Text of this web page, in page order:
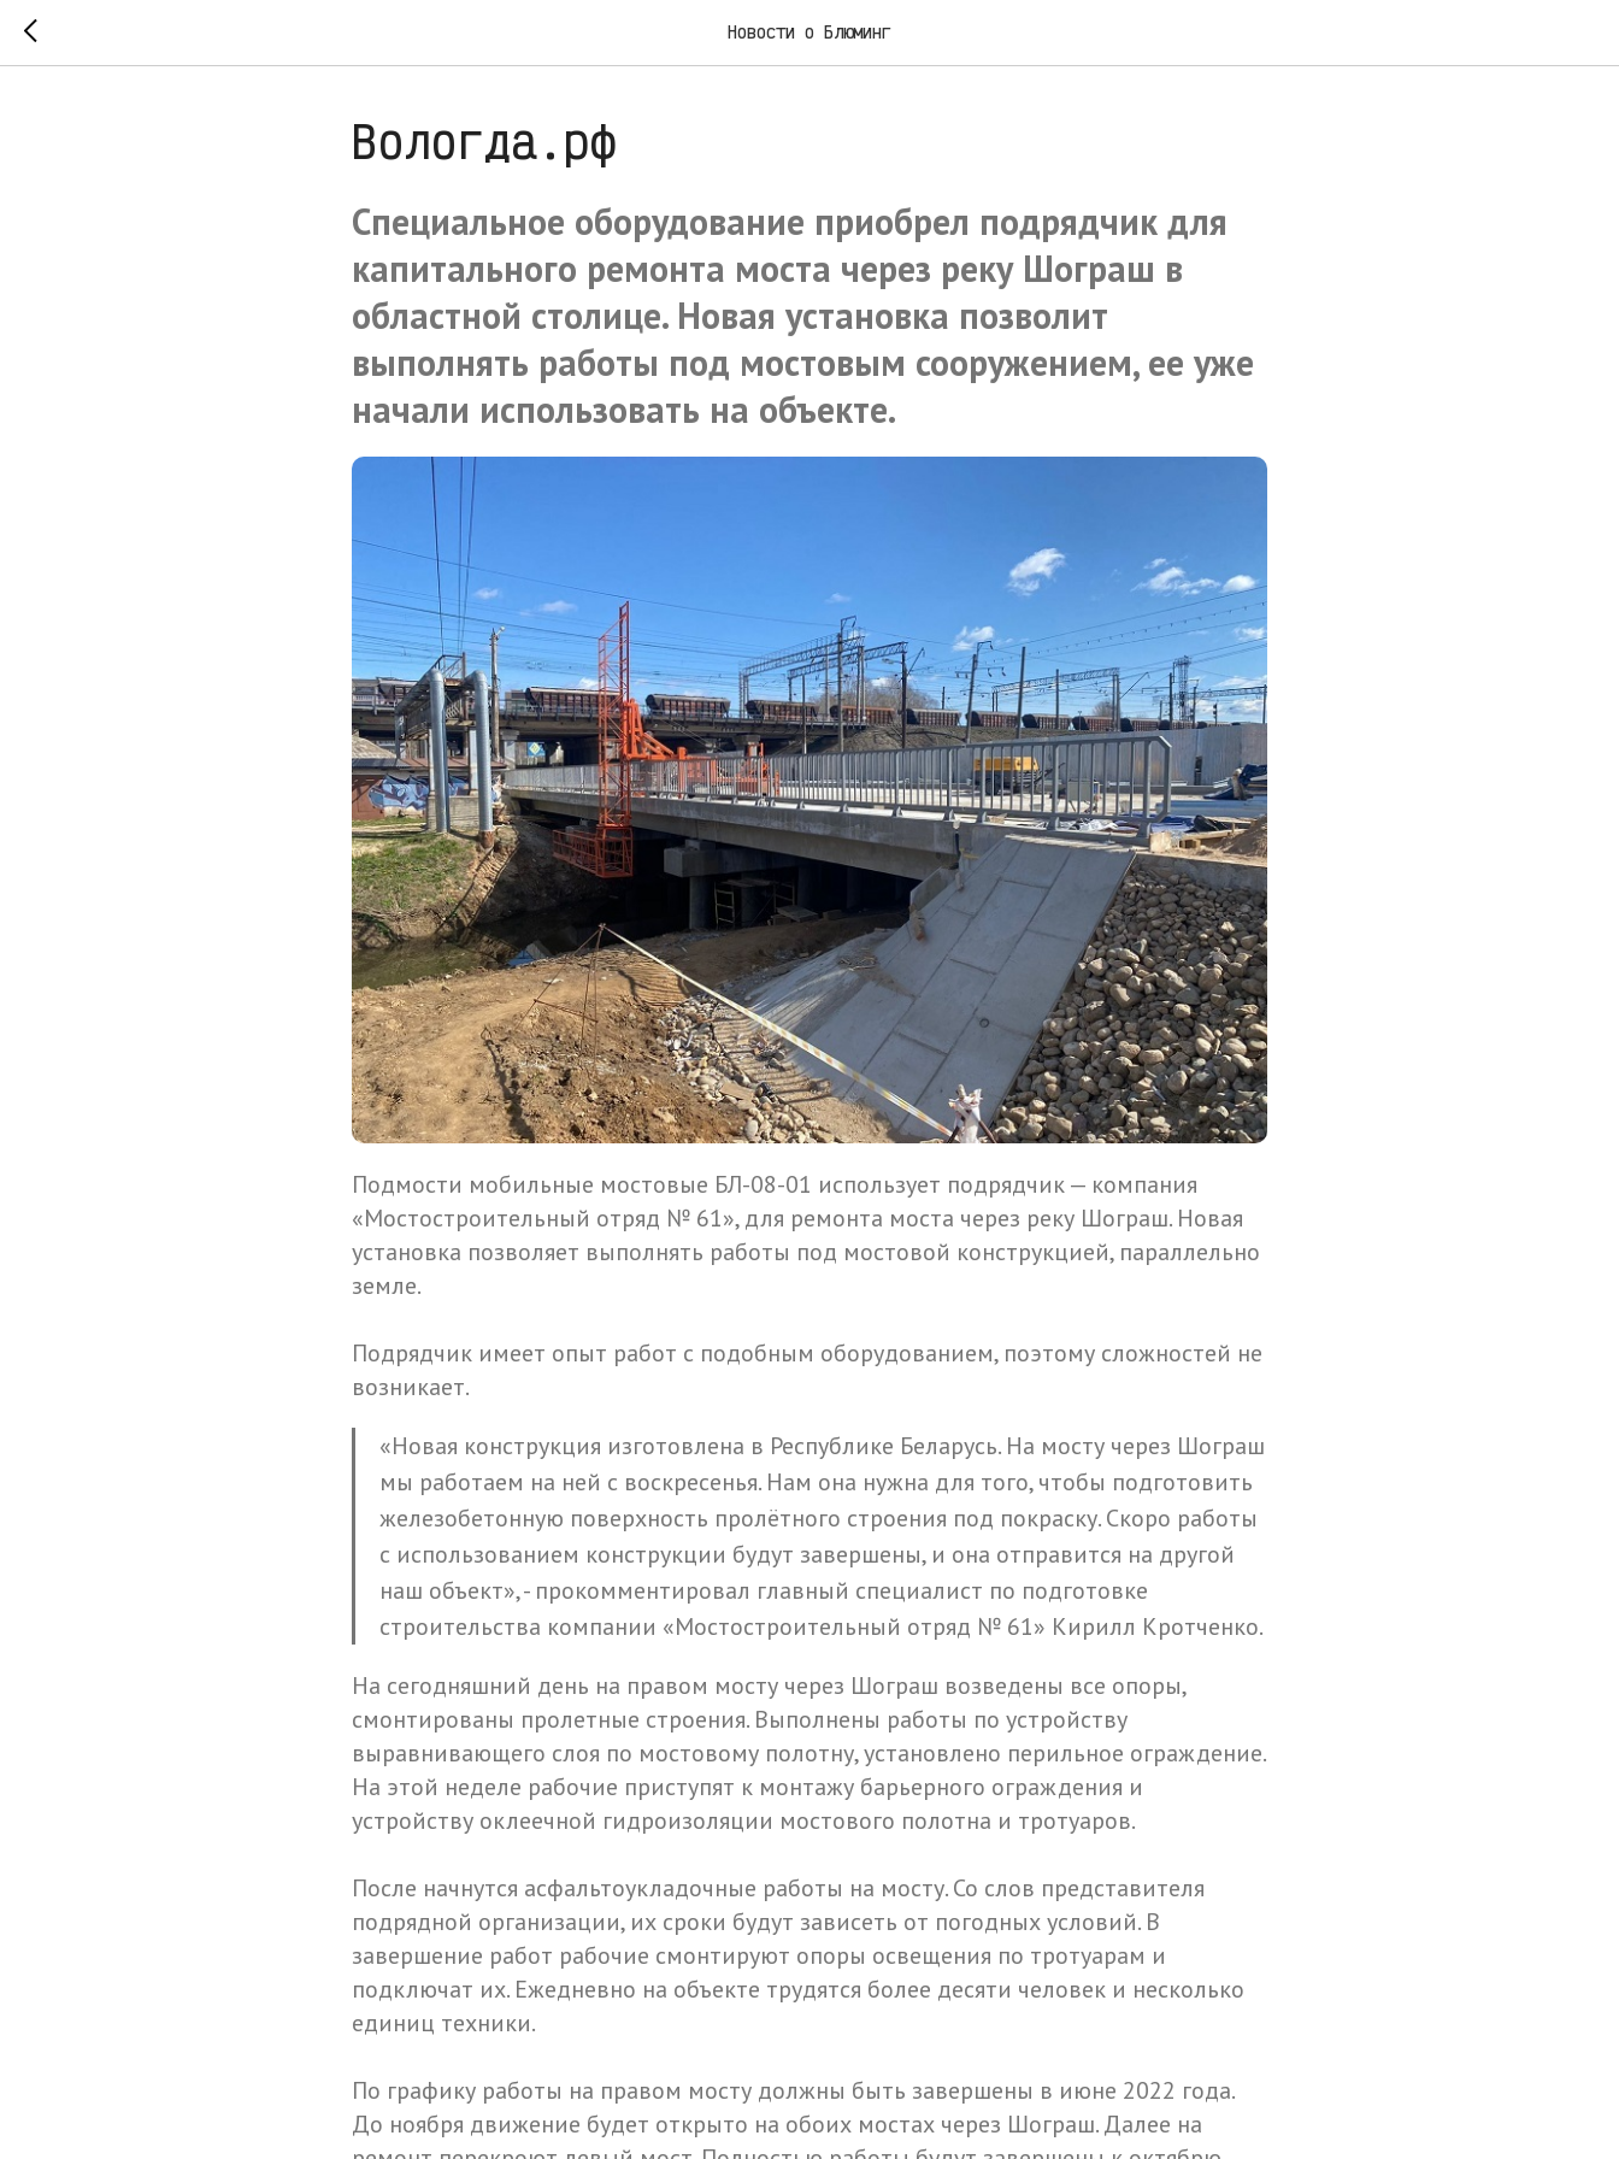
Новости о Блюминг
Вологда.рф
Специальное оборудование приобрел подрядчик для
капитального ремонта моста через реку Шограш в
областной столице. Новая установка позволит
выполнять работы под мостовым сооружением, ее уже
начали использовать на объекте.
Подмости мобильные мостовые БЛ-08-01 использует подрядчик — компания
«Мостостроительный отряд № 61», для ремонта моста через реку Шограш. Новая
установка позволяет выполнять работы под мостовой конструкцией, параллельно
земле.
Подрядчик имеет опыт работ с подобным оборудованием, поэтому сложностей не
возникает.
«Новая конструкция изготовлена в Республике Беларусь. На мосту через Шограш
мы работаем на ней с воскресенья. Нам она нужна для того, чтобы подготовить
железобетонную поверхность пролётного строения под покраску. Скоро работы
с использованием конструкции будут завершены, и она отправится на другой
наш объект», - прокомментировал главный специалист по подготовке
строительства компании «Мостостроительный отряд № 61» Кирилл Кротченко.
На сегодняшний день на правом мосту через Шограш возведены все опоры,
смонтированы пролетные строения. Выполнены работы по устройству
выравнивающего слоя по мостовому полотну, установлено перильное ограждение.
На этой неделе рабочие приступят к монтажу барьерного ограждения и
устройству оклеечной гидроизоляции мостового полотна и тротуаров.
После начнутся асфальтоукладочные работы на мосту. Со слов представителя
подрядной организации, их сроки будут зависеть от погодных условий. В
завершение работ рабочие смонтируют опоры освещения по тротуарам и
подключат их. Ежедневно на объекте трудятся более десяти человек и несколько
единиц техники.
По графику работы на правом мосту должны быть завершены в июне 2022 года.
До ноября движение будет открыто на обоих мостах через Шограш. Далее на